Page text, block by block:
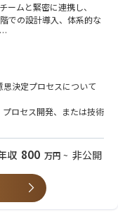
品チームの整合性とタイ
リスト、リソースリスト
ルプランの優先順位付け
）の提案に参加
の窓口を務める
マッピング、四半期ごと
ジメントプランの策定・
ネージャーによるKPI達成
ームと緊密に連携し、
での設計導入、体系的な
市場の慣行、規制上の要
わたって長期的な信頼関
ンとの整合性を確保
市場での地位を
決定プロセスについて
ロセス開発、または技術
マトグラフィー実務経
ダクトスペシャリスト、
収 800 万円 ~ 非公開